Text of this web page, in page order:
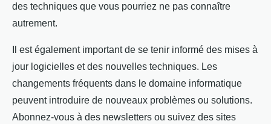
des techniques que vous pourriez ne pas connaître
autrement.
Il est également important de se tenir informé des mises à
jour logicielles et des nouvelles techniques. Les
changements fréquents dans le domaine informatique
peuvent introduire de nouveaux problèmes ou solutions.
Abonnez-vous à des newsletters ou suivez des sites